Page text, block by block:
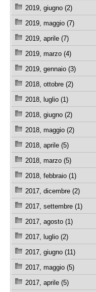
2019, giugno (2)
2019, maggio (7)
2019, aprile (7)
2019, marzo (4)
2019, gennaio (3)
2018, ottobre (2)
2018, luglio (1)
2018, giugno (2)
2018, maggio (2)
2018, aprile (5)
2018, marzo (5)
2018, febbraio (1)
2017, dicembre (2)
2017, settembre (1)
2017, agosto (1)
2017, luglio (2)
2017, giugno (11)
2017, maggio (5)
2017, aprile (5)